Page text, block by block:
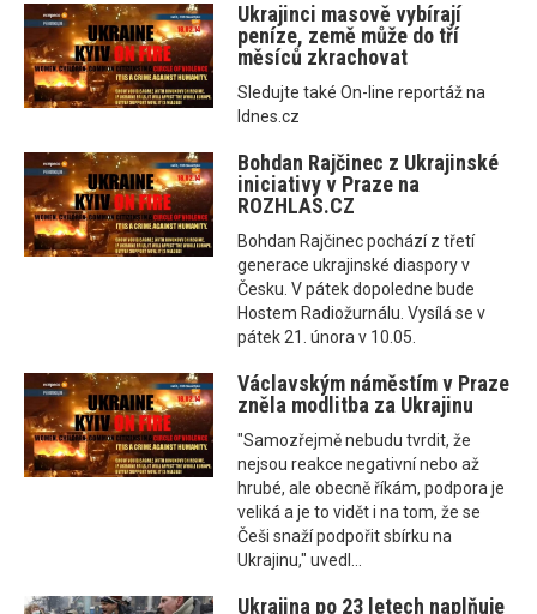
Ukrajinci masově vybírají
peníze, země může do tří
měsíců zkrachovat
Sledujte také On-line reportáž na
Idnes.cz
Bohdan Rajčinec z Ukrajinské
iniciativy v Praze na
ROZHLAS.CZ
Bohdan Rajčinec pochází z třetí
generace ukrajinské diaspory v
Česku. V pátek dopoledne bude
Hostem Radiožurnálu. Vysílá se v
pátek 21. února v 10.05.
Václavským náměstím v Praze
zněla modlitba za Ukrajinu
"Samozřejmě nebudu tvrdit, že
nejsou reakce negativní nebo až
hrubé, ale obecně říkám, podpora je
veliká a je to vidět i na tom, že se
Češi snaží podpořit sbírku na
Ukrajinu," uvedl...
Ukrajina po 23 letech naplňuje